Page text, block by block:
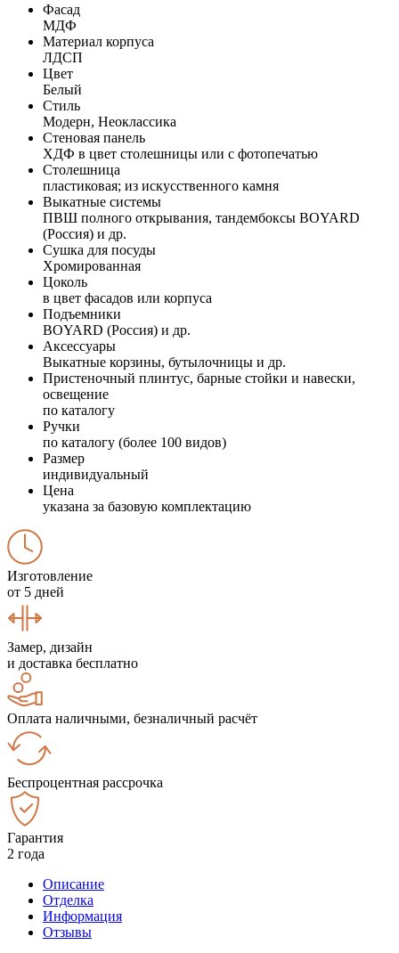
Фасад
МДФ
Материал корпуса
ЛДСП
Цвет
Белый
Стиль
Модерн, Неоклассика
Стеновая панель
ХДФ в цвет столешницы или с фотопечатью
Столешница
пластиковая; из искусственного камня
Выкатные системы
ПВШ полного открывания, тандембоксы BOYARD
(Россия) и др.
Сушка для посуды
Хромированная
Цоколь
в цвет фасадов или корпуса
Подъемники
BOYARD (Россия) и др.
Аксессуары
Выкатные корзины, бутылочницы и др.
Пристеночный плинтус, барные стойки и навески,
освещение
по каталогу
Ручки
по каталогу (более 100 видов)
Размер
индивидуальный
Цена
указана за базовую комплектацию
Изготовление
от 5 дней
Замер, дизайн
и доставка бесплатно
Оплата наличными, безналичный расчёт
Беспроцентная рассрочка
Гарантия
2 года
Описание
Отделка
Информация
Отзывы